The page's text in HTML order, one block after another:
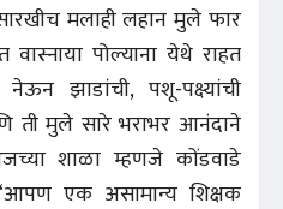
मलाही लहान मुले फार
वास्नाया पोल्याना येथे राहत
झाडांची, पशू-पक्ष्यांची
मुले सारे भराभर आनंदाने
शाळा म्हणजे कोंडवाडे
एक असामान्य शिक्षक